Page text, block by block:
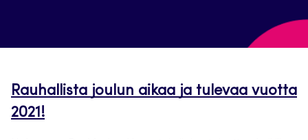
Rauhallista joulun aikaa ja tulevaa vuotta
2021!